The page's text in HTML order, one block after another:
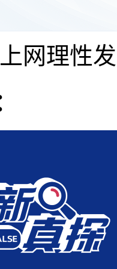
网理性